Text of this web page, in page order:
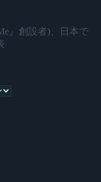
』創設者)、日本で